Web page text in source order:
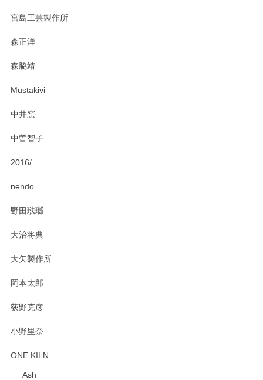
宮島工芸製作所
森正洋
森脇靖
Mustakivi
中井窯
中曽智子
2016/
nendo
野田琺瑯
大治将典
大矢製作所
岡本太郎
荻野克彦
小野里奈
ONE KILN
Ash